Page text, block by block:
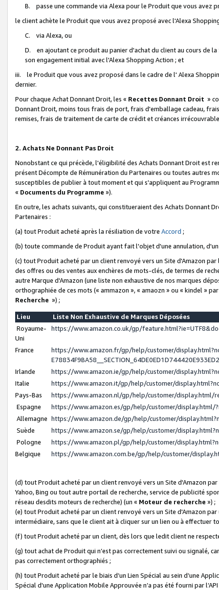
B. passe une commande via Alexa pour le Produit que vous avez
le client achète le Produit que vous avez proposé avec l'Alexa
C. via Alexa, ou
D. en ajoutant ce produit au panier d'achat du client au cours de
son engagement initial avec l'Alexa Shopping Action ; et
iii. le Produit que vous avez proposé dans le cadre de l' Alexa
dernier.
Pour chaque Achat Donnant Droit, les « Recettes Donnant Droit »
Donnant Droit, moins tous frais de port, frais d'emballage cadeau,
remises, frais de traitement de carte de crédit et créances
2. Achats Ne Donnant Pas Droit
Nonobstant ce qui précède, l'éligibilité des Achats Donnant Droit est
présent Décompte de Rémunération du Partenaires ou toutes autres
susceptibles de publier à tout moment et qui s'appliquent au
« Documents du Programme »).
En outre, les achats suivants, qui constitueraient des Achats Donnant
Partenaires :
(a) tout Produit acheté après la résiliation de votre Accord ;
(b) toute commande de Produit ayant fait l'objet d'une annulation,
(c) tout Produit acheté par un client renvoyé vers un Site d'Amazon
des offres ou des ventes aux enchères de mots-clés, de termes de
autre Marque d'Amazon (une liste non exhaustive de nos marques
orthographiée de ces mots (« ammazon », « amaozn » ou « kindel »
Recherche ») ;
Lieu
Liste Non Exhaustive de Marques Déposées
Royaume-
Uni
https://www.amazon.co.uk/gp/
France
https://www.amazon.fr/gp/help/customer/
Irlande
https://www.amazon.ie/gp/help/customer/
Italie
https://www.amazon.it/gp/help/customer/
Pays-Bas
https://www.amazon.nl/gp/help/customer/display.html/
Espagne
https://www.amazon.es/gp/help/customer/display.html/
Allemagne https://www.amazon.de/gp/help/customer/
Suède
https://www.amazon.se/gp/help/customer/
Pologne
https://www.amazon.pl/gp/help/customer/
Belgique
https://www.amazon.com.be/gp/help/customer/
(d) tout Produit acheté par un client renvoyé vers un Site d'Amazon
Yahoo, Bing ou tout autre portail de recherche, service de publicité
réseau desdits moteurs de recherche) (un « Moteur de recherche ») ;
(e) tout Produit acheté par un client renvoyé vers un Site d'Amazon
intermédiaire, sans que le client ait à cliquer sur un lien ou à
(f) tout Produit acheté par un client, dès lors que ledit client ne
(g) tout achat de Produit qui n’est pas correctement suivi ou signalé,
pas correctement orthographiés ;
(h) tout Produit acheté par le biais d’un Lien Spécial au sein d’une
Spécial d'une Application Mobile Approuvée n’a pas été fourni par